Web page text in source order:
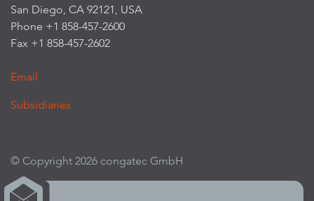
San Diego, CA 92121, USA
Phone +1 858-457-2600
Fax +1 858-457-2602
Email
Subsidiaries
© Copyright 2026 congatec GmbH